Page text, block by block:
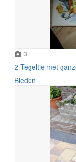
3
2 Tegeltje met
Bieden